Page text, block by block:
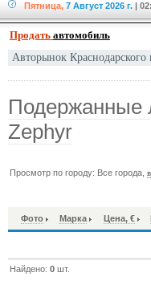
Пятница, 7 Август 2026 г. |
Продать автомобиль
Авторынок Краснодарского
Подержанные
Zephyr
Просмотр по городу: Все города,
Фото Марка Цена, €
Найдено:0 шт.